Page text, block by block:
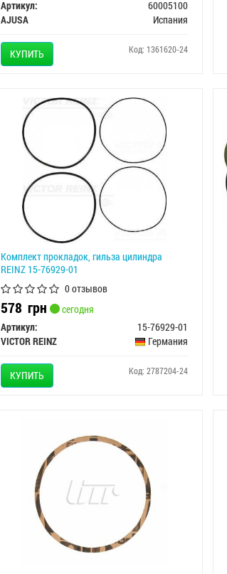
Артикул:
60005100
AJUSA
Испания
КУПИТЬ Код: 1361620-24
Комплект прокладок, гильза цилиндра
REINZ 15-76929-01
0 отзывов
578 грн
сегодня
Артикул:
15-76929-01
VICTOR REINZ
Германия
КУПИТЬ Код: 2787204-24